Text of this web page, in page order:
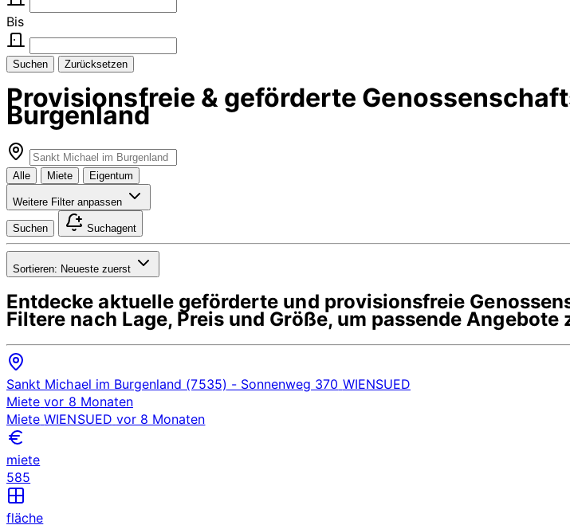
Bis
Suchen Zurücksetzen
Provisionsfreie & geförderte
Burgenland
Alle Miete Eigentum
Weitere Filter anpassen
Suchen Suchagent
Sortieren: Neueste zuerst
Entdecke aktuelle geförderte und provisionsfreie
Filtere nach Lage, Preis und Größe, um passende Angebote
Sankt Michael im Burgenland (7535) - Sonnenweg 370 WIENSUED
Miete vor 8 Monaten
Miete WIENSUED vor 8 Monaten
miete
585
fläche